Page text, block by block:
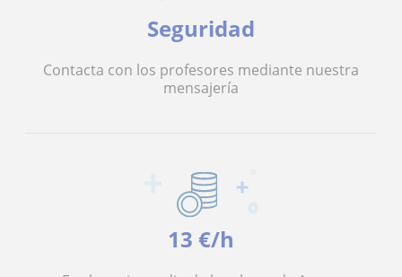
Seguridad
Contacta con los profesores mediante nuestra
mensajería
13 €/h